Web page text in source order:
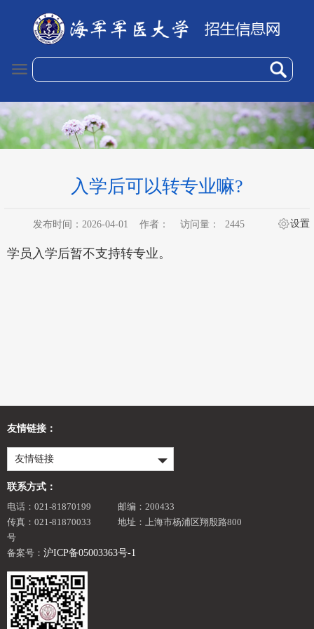
入学后可以转专业嘛?
发布时间：2026-04-01 作者： 访问量： 2445 设置
学员入学后暂不支持转专业。
友情链接：
友情链接
联系方式：
电话：021-81870199
邮编：200433
传真：021-81870033
地址：上海市杨浦区翔殷路800
号
备案号： 沪ICP备05003363号-1